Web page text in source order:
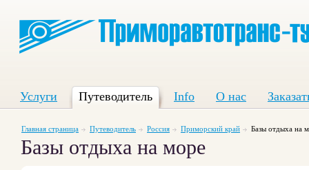
Услуги Путеводитель Info О нас
Главная страница Путеводитель Россия Приморский край Базы отдыха на
Базы отдыха на море